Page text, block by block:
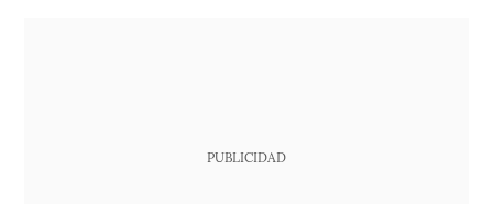
PUBLICIDAD